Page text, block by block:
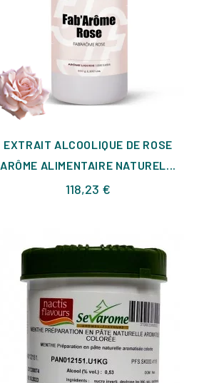
EXTRAIT ALCOOLIQUE DE ROSE
ARÔME ALIMENTAIRE NATUREL...
118,23 €Prix